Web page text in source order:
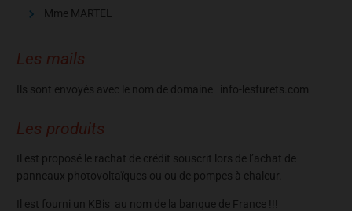
Mme MARTEL
Les mails
Ils sont envoyés avec le nom de domaine info-lesfurets.com
Les produits
Il est proposé le rachat de crédit souscrit lors de l’achat de
panneaux photovoltaïques ou ou de pompes à chaleur.
Il est fourni un KBis au nom de la banque de France !!!